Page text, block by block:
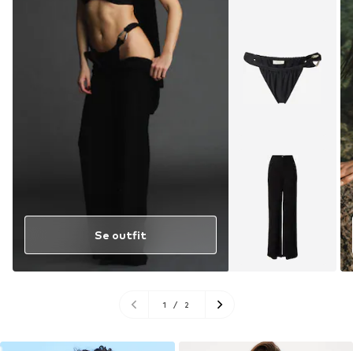
Se outfit
1 / 2